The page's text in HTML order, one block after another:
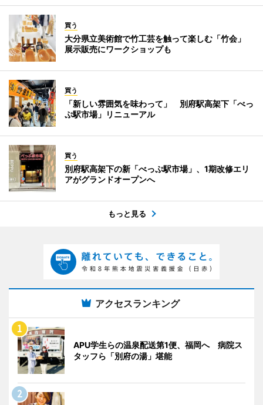
買う
大分県立美術館で竹工芸を触って楽しむ「竹会」
展示販売にワークショップも
買う
「新しい雰囲気を味わって」 別府駅高架下「べっ
ぷ駅市場」リニューアル
買う
別府駅高架下の新「べっぷ駅市場」、1期改修エリ
アがグランドオープンへ
もっと見る
アクセスランキング
APU学生らの温泉配送第1便、福岡へ 病院ス
タッフら「別府の湯」堪能